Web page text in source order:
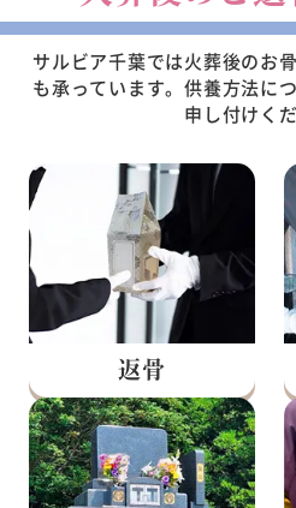
サルビア千葉では火葬後のお
も承っています。供養方法に
申し付けくだ
返骨